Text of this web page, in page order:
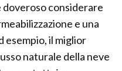
considerare
e una
esempio, il miglior
naturale della neve